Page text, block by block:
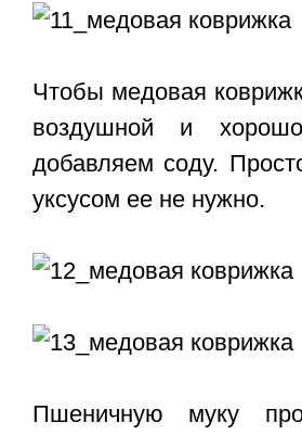
Чтобы медовая
воздушной и
добавляем соду.
уксусом ее не нужно.
Пшеничную муку